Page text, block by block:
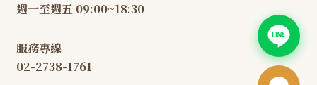
週一至週五 09:00~18:30
服務專線
02-2738-1761